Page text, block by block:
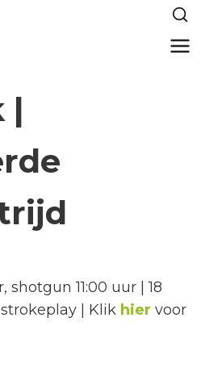
|
shotgun 11:00 uur | 18
| Klik hier voor